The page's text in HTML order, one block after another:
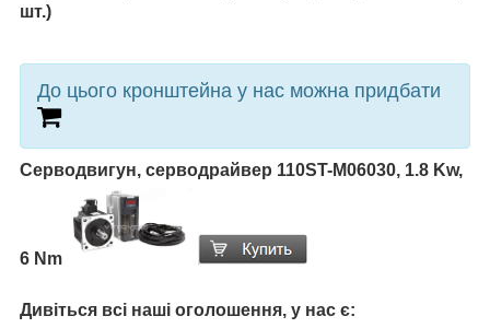
шт.)
До цього кронштейна у нас можна придбати
Серводвигун, серводрайвер 110ST-M06030, 1.8 Kw,
6 Nm
Дивіться всі наші оголошення, у нас є: